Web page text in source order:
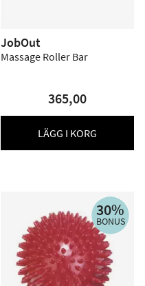
JobOut
Massage Roller Bar
365,00
LÄGG I KORG
30%
BONUS